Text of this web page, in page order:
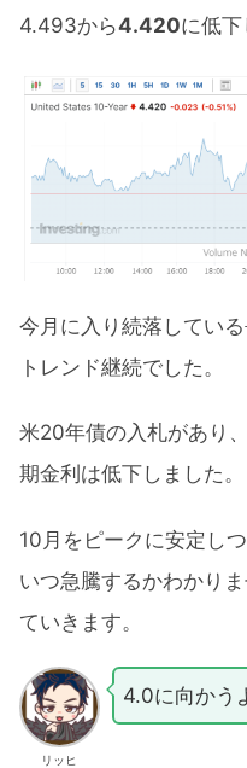
4.493から4.420に低下
今月に入り続落してい
トレンド継続でした。
米20年債の入札があり
期金利は低下しました。
10月をピークに安定し
いつ急騰するかわかり
ていきます。
リッヒ
4.0に向かう